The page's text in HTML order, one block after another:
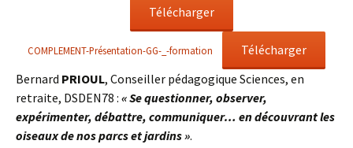
Télécharger
COMPLEMENT-Présentation-GG-_-formation
Télécharger
Bernard PRIOUL, Conseiller pédagogique Sciences, en
retraite, DSDEN78 : « Se questionner, observer,
expérimenter, débattre, communiquer… en découvrant les
oiseaux de nos parcs et jardins ».